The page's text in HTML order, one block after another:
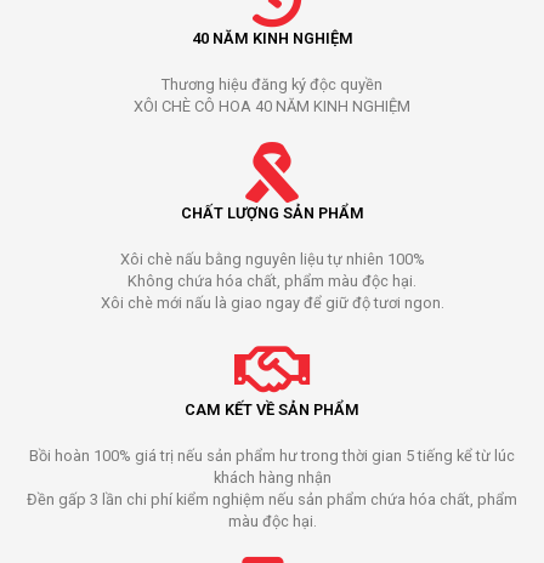
40 NĂM KINH NGHIỆM
Thương hiệu đăng ký độc quyền
XÔI CHÈ CÔ HOA 40 NĂM KINH NGHIỆM
CHẤT LƯỢNG SẢN PHẨM
Xôi chè nấu bằng nguyên liệu tự nhiên 100%
Không chứa hóa chất, phẩm màu độc hại.
Xôi chè mới nấu là giao ngay để giữ độ tươi ngon.
CAM KẾT VỀ SẢN PHẨM
Bồi hoàn 100% giá trị nếu sản phẩm hư trong thời gian 5 tiếng kể từ lúc
khách hàng nhận
Đền gấp 3 lần chi phí kiểm nghiệm nếu sản phẩm chứa hóa chất, phẩm
màu độc hại.